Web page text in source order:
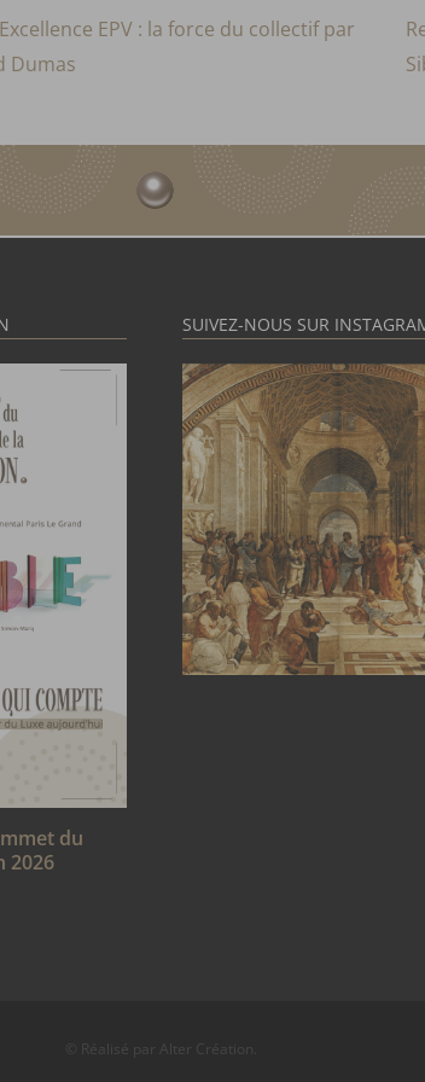
EPV : la force du collectif par
Dumas
du
2026
SUIVEZ-NOUS SUR
© Réalisé par Alter Création